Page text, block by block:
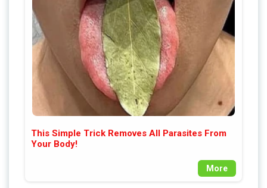
This Simple Trick Removes All Parasites From
Your Body!
More